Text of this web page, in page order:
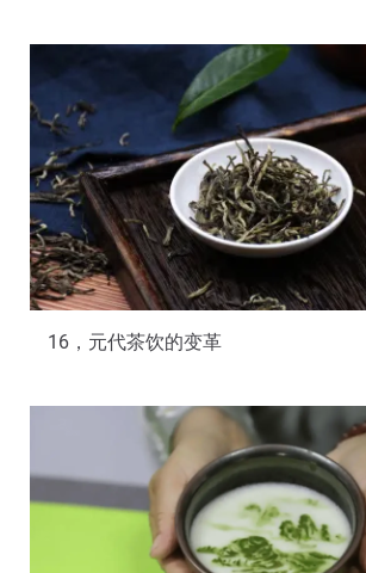
16，元代茶饮的变革